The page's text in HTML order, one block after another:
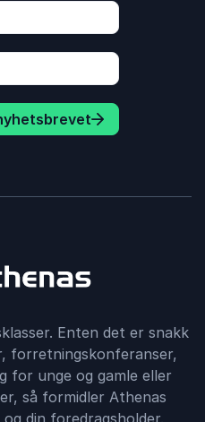
Enten det er snakk
forretningskonferanser,
for unge og gamle eller
så formidler Athenas
din foredragsholder.